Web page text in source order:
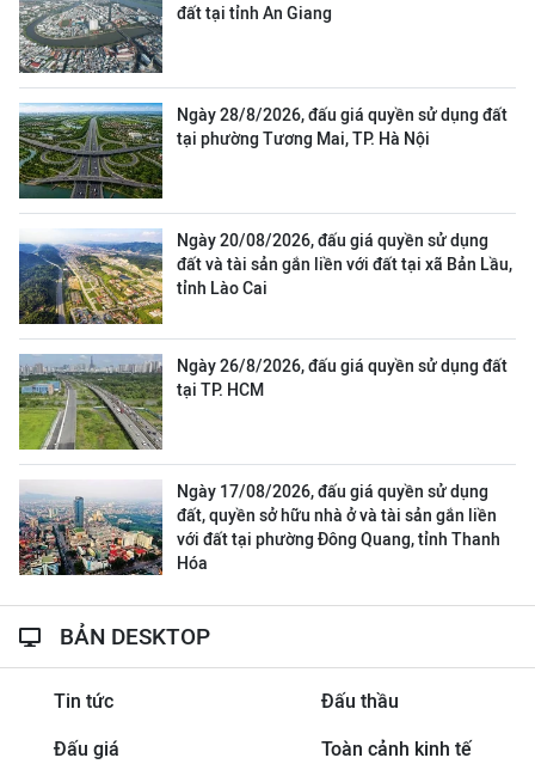
đất tại tỉnh An Giang
Ngày 28/8/2026, đấu giá quyền sử dụng đất
tại phường Tương Mai, TP. Hà Nội
Ngày 20/08/2026, đấu giá quyền sử dụng
đất và tài sản gắn liền với đất tại xã Bản Lầu,
tỉnh Lào Cai
Ngày 26/8/2026, đấu giá quyền sử dụng đất
tại TP. HCM
Ngày 17/08/2026, đấu giá quyền sử dụng
đất, quyền sở hữu nhà ở và tài sản gắn liền
với đất tại phường Đông Quang, tỉnh Thanh
Hóa
BẢN DESKTOP
Tin tức Đấu thầu
Đấu giá Toàn cảnh kinh tế